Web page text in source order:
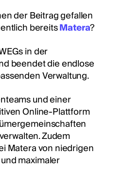
der Beitrag gefallen
bereitsMatera?
in der
beendet die endlose
Verwaltung.
und einer
Online-Plattform
Zudem
Matera von niedrigen
maximaler